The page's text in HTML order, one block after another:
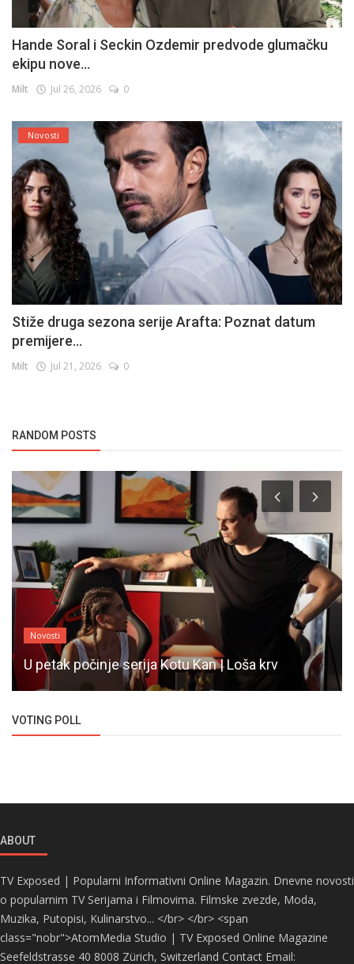
Hande Soral i Seckin Ozdemir predvode glumačku
ekipu nove...
Milt Jul 26, 2026 0
Novosti
Stiže druga sezona serije Arafta: Poznat datum
premijere...
Milt Jul 21, 2026 0
RANDOM POSTS
Novosti
U petak počinje serija Kotu Kan | Loša krv
VOTING POLL
ABOUT
TV Exposed | Popularni Informativni Online Magazin. Dnevne novosti
o popularnim TV Serijama i Filmovima. Filmske zvezde, Moda,
Muzika, Putopisi, Kulinarstvo... </br> </br> <span
class="nobr">AtomMedia Studio | TV Exposed Online Magazine
Seefeldstrasse 40 8008 Zürich, Switzerland Contact Email: